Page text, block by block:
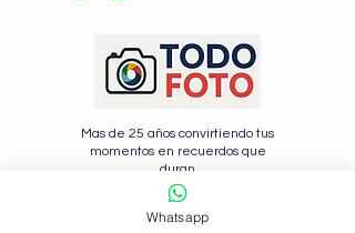
Mas de 25 años convirtiendo tus
momentos en recuerdos que
duran
para siempre.
Whatsapp